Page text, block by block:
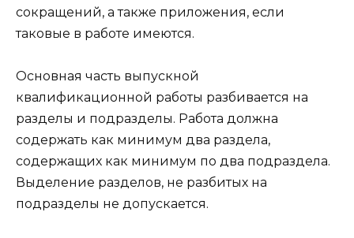
сокращений, а также приложения, если
таковые в работе имеются.
Основная часть выпускной
квалификационной работы разбивается на
разделы и подразделы. Работа должна
содержать как минимум два раздела,
содержащих как минимум по два подраздела.
Выделение разделов, не разбитых на
подразделы не допускается.